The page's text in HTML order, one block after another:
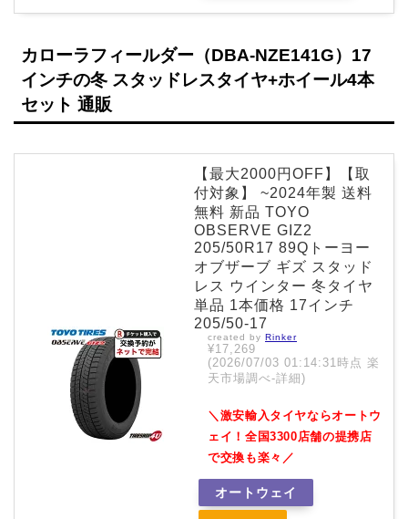
カローラフィールダー（DBA-NZE141G）17
インチの冬 スタッドレスタイヤ+ホイール4本
セット 通販
【最大2000円OFF】【取
付対象】 ~2024年製 送料
無料 新品 TOYO
OBSERVE GIZ2
205/50R17 89Qトーヨー
オブザーブ ギズ スタッド
レス ウインター 冬タイヤ
単品 1本価格 17インチ
205/50-17
created by Rinker
¥17,269
(2026/07/03 01:14:31時点 楽
天市場調べ-詳細)
＼激安輸入タイヤならオートウ
ェイ！全国3300店舗の提携店
で交換も楽々／
オートウェイ